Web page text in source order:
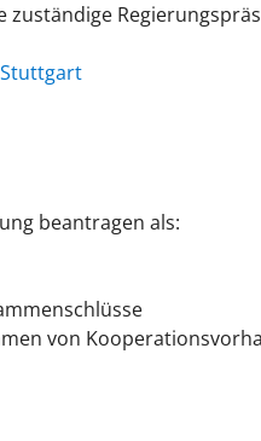
zuständige
beantragen als:
von